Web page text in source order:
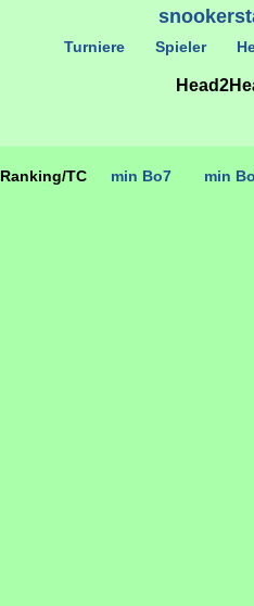
Turniere Spieler
Ranking/TC min Bo7 min